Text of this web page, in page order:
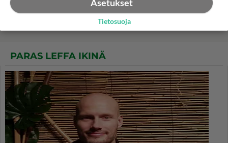
rienauksesta ja yleisö ympäri
maailman rakasti
PARAS LEFFA IKINÄ
Asetukset
Tietosuoja